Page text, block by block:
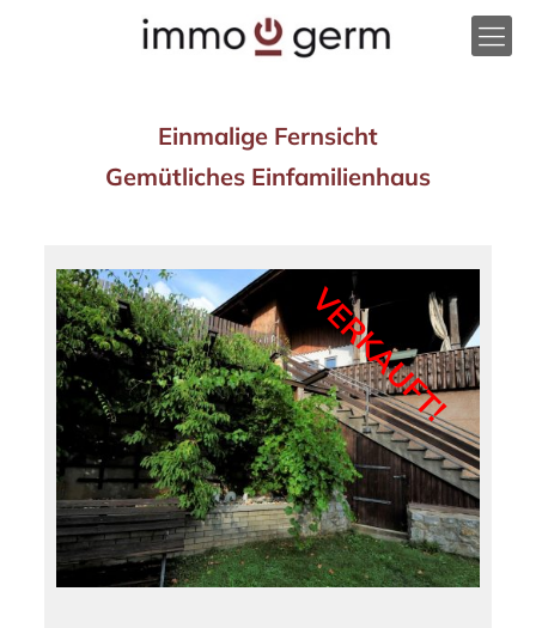
Einmalige Fernsicht
Gemütliches Einfamilienhaus
VERKAUFT!